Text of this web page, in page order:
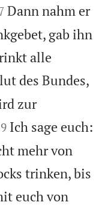
Dann nahm er
gab ihn
alle
des Bundes,
zur
Ich sage euch:
mehr von
trinken, bis
euch von